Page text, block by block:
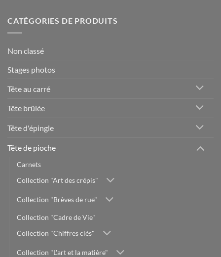
CATÉGORIES DE PRODUITS
Non classé
Stages photos
Tête au carré
Tête brûlée
Tête d'épingle
Tête de pioche
Carnets
Collection "Art des crépis"
Collection "Brèves de rue"
Collection "Cadre de Vie"
Collection "Chiffres clés"
Collection "L'art et la matière"